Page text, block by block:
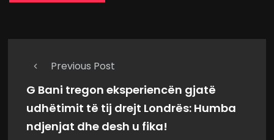
Previous Post
G Bani tregon eksperiencën gjatë
udhëtimit të tij drejt Londrës: Humba
ndjenjat dhe desh u fika!